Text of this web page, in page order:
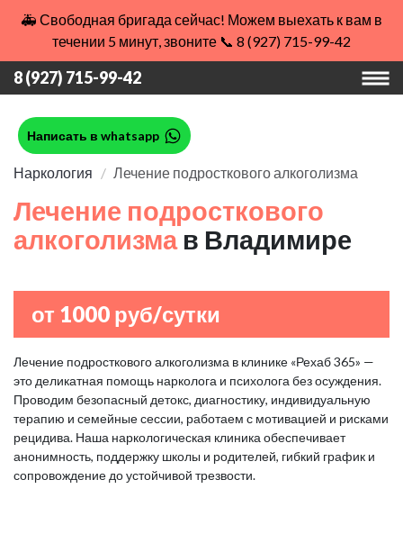
🚑 Свободная бригада сейчас! Можем выехать к вам в
течении 5 минут, звоните 📞 8 (927) 715-99-42
8 (927) 715-99-42
Написать в whatsapp
Наркология Лечение подросткового алкоголизма
Лечение подросткового
алкоголизма в Владимире
от 1000 руб/сутки
Лечение подросткового алкоголизма в клинике «Рехаб 365» —
это деликатная помощь нарколога и психолога без осуждения.
Проводим безопасный детокс, диагностику, индивидуальную
терапию и семейные сессии, работаем с мотивацией и рисками
рецидива. Наша наркологическая клиника обеспечивает
анонимность, поддержку школы и родителей, гибкий график и
сопровождение до устойчивой трезвости.